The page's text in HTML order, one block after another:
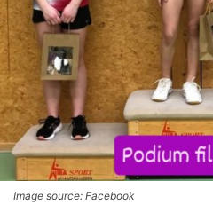
Image source: Facebook